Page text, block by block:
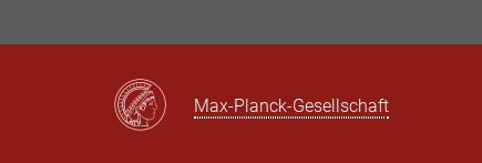
Max-Planck-Gesellschaft